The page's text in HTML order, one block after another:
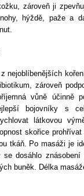
zároveň ji
hýždě, paže a
nejoblíbenějších
zároveň
vůně účinně
bojovníky s
látkovou
skořice
tkáň. Po masáži je
se dosáhlo
buněk. Délka